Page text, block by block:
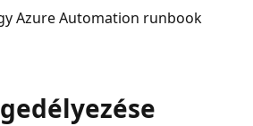
Azure Automation runbook